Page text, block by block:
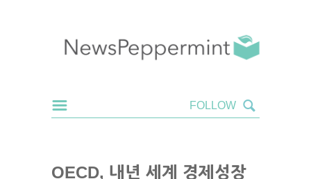
OECD, 내년 세계 경제성장